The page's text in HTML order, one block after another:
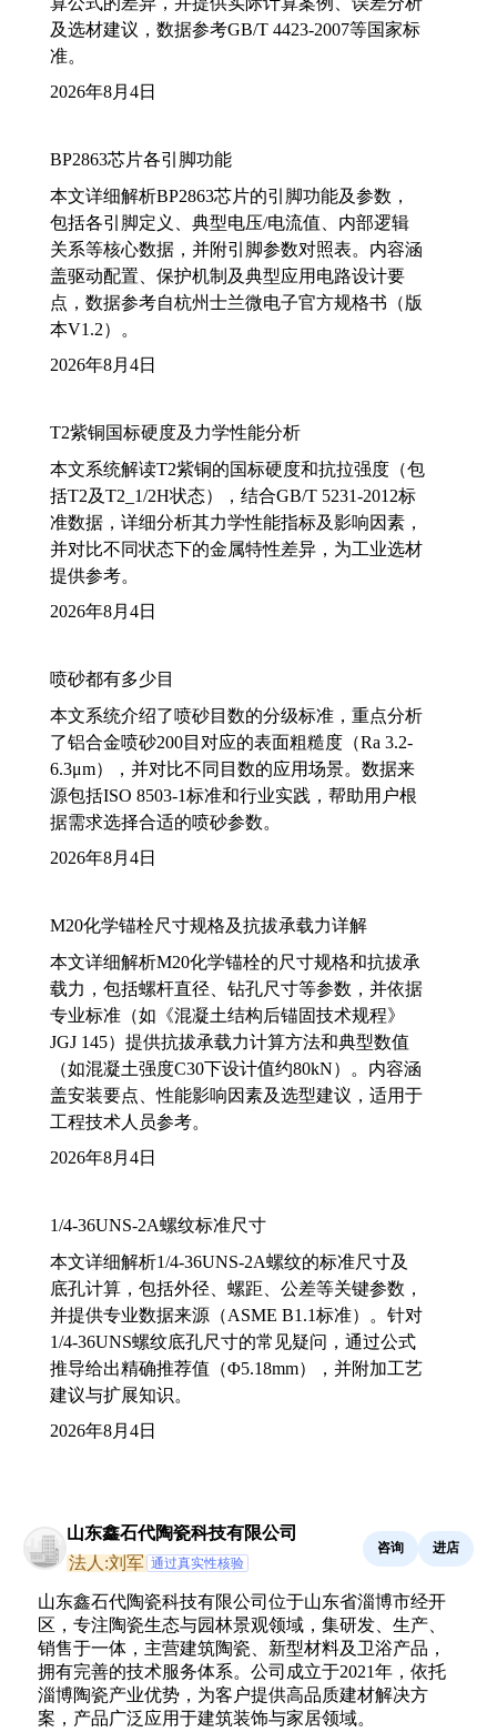
及选材建议，数据参考GB/T 4423-2007等国家标
准。
2026年8月4日
BP2863芯片各引脚功能
本文详细解析BP2863芯片的引脚功能及参数，
包括各引脚定义、典型电压/电流值、内部逻辑
关系等核心数据，并附引脚参数对照表。内容涵
盖驱动配置、保护机制及典型应用电路设计要
点，数据参考自杭州士兰微电子官方规格书（版
本V1.2）。
2026年8月4日
T2紫铜国标硬度及力学性能分析
本文系统解读T2紫铜的国标硬度和抗拉强度（包
括T2及T2_1/2H状态），结合GB/T 5231-2012标
准数据，详细分析其力学性能指标及影响因素，
并对比不同状态下的金属特性差异，为工业选材
提供参考。
2026年8月4日
喷砂都有多少目
本文系统介绍了喷砂目数的分级标准，重点分析
了铝合金喷砂200目对应的表面粗糙度（Ra 3.2-
6.3μm），并对比不同目数的应用场景。数据来
源包括ISO 8503-1标准和行业实践，帮助用户根
据需求选择合适的喷砂参数。
2026年8月4日
M20化学锚栓尺寸规格及抗拔承载力详解
本文详细解析M20化学锚栓的尺寸规格和抗拔承
载力，包括螺杆直径、钻孔尺寸等参数，并依据
专业标准（如《混凝土结构后锚固技术规程》
JGJ 145）提供抗拔承载力计算方法和典型数值
（如混凝土强度C30下设计值约80kN）。内容涵
盖安装要点、性能影响因素及选型建议，适用于
工程技术人员参考。
2026年8月4日
1/4-36UNS-2A螺纹标准尺寸
本文详细解析1/4-36UNS-2A螺纹的标准尺寸及
底孔计算，包括外径、螺距、公差等关键参数，
并提供专业数据来源（ASME B1.1标准）。针对
1/4-36UNS螺纹底孔尺寸的常见疑问，通过公式
推导给出精确推荐值（Φ5.18mm），并附加工艺
建议与扩展知识。
2026年8月4日
山东鑫石代陶瓷科技有限公司
法人:刘军 通过真实性核验
咨询 进店
山东鑫石代陶瓷科技有限公司位于山东省淄博市经开
区，专注陶瓷生态与园林景观领域，集研发、生产、
销售于一体，主营建筑陶瓷、新型材料及卫浴产品，
拥有完善的技术服务体系。公司成立于2021年，依托
淄博陶瓷产业优势，为客户提供高品质建材解决方
案，产品广泛应用于建筑装饰与家居领域。